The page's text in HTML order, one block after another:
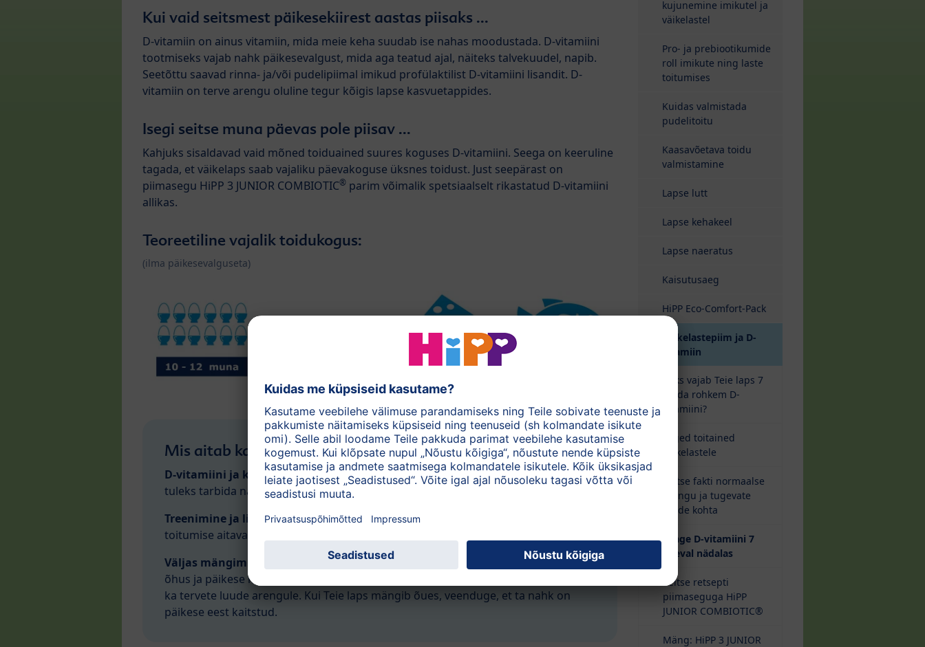
Kui vaid seitsmest päikesekiirest aastas piisaks ...
D-vitamiin on ainus vitamiin, mida meie keha suudab ise nahas moodustada. D-vitamiini
tootmiseks vajab nahk päikesevalgust, mida aga teatud ajal, näiteks talvekuudel, napib.
Seetõttu saavad rinna- ja/või pudelipiimal imikud profülaktilist D-vitamiini lisandit. D-
vitamiin on terve arengu oluline tegur kõigis lapse kasvuetappides.
Isegi seitse muna päevas pole piisav ...
Kahjuks sisaldavad vaid mõned toiduained suures koguses D-vitamiini. Seega on keeruline
tagada, et väikelaps saab vajaliku päevakoguse üksnes toidust. Just seepärast on
piimasegu HiPP 3 JUNIOR COMBIOTIC® parim võimalik spetsiaalselt rikastatud D-vitamiini
allikas.
Teoreetiline vajalik toidukogus:
(ilma päikesevalguseta)
Mis aitab kaasa tugevate luude arengule?
D-vitamiini ja kaltsiumi sisaldava toidusöömine: kaltsiumi omandamiseks
tuleks tarbida näiteks spinatit või brokolit ning D-vitamiini saamiseks rasvast kala.
Treenimine ja lihaste tugevdamine, näiteks laste võimlemine. Peale õige
toitumise aitavad luid tervena hoida treenimine ja lihaste tugevdamine.
Väljas mängimine:
välimängud, nagu kull ja keks, või pallimängud. Väljas värskes
õhus ja päikese käes mängimine ei ole lastele mitte ainult lõbus, vaid aitab kaasa
ka tervete luude arengule. Kui Teie laps mängib õues, veenduge, et ta nahk on
päikese eest kaitstud.
kujunemine imikutel ja
väikelastel
Pro- ja prebiootikumide
roll imikute ning laste
toitumises
Kuidas valmistada
pudelitoitu
Kaasavõetava toidu
valmistamine
Lapse lutt
Lapse kehakeel
Lapse naeratus
Kaisutusaeg
HiPP Eco-Comfort-Pack
Väikelastepiim ja D-
vitamiin
Miks vajab Teie laps 7
korda rohkem D-
vitamiini?
Õiged toitained
väikelastele
Seitse fakti normaalse
arengu ja tugevate
luude kohta
Saage D-vitamiini 7
päeval nädalas(current)
Seitse retsepti
piimaseguga HiPP
JUNIOR COMBIOTIC®
Mäng: HiPP 3 JUNIOR